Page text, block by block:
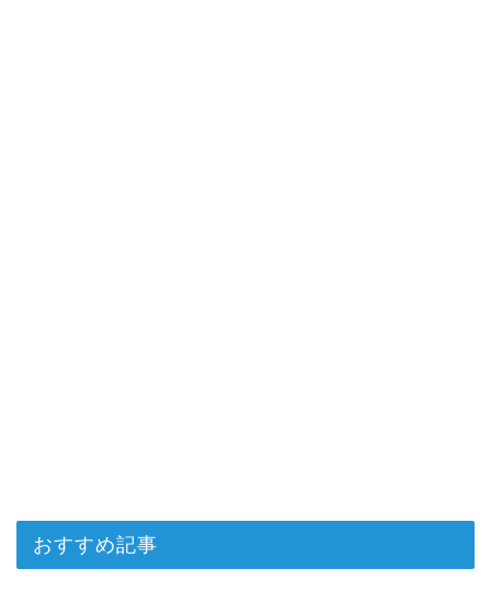
おすすめ記事